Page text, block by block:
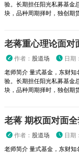
验。长期担任阳光私募基金
块，品种周期择时，独创期
老蒋重心理论面对
作者： 股道场 日期
老师简介 量式基金，东财
验。长期担任阳光私募基金
块，品种周期择时，独创期
老蒋 期权面对面
作者： 股道场 日期
老师简介 量式基金，东财